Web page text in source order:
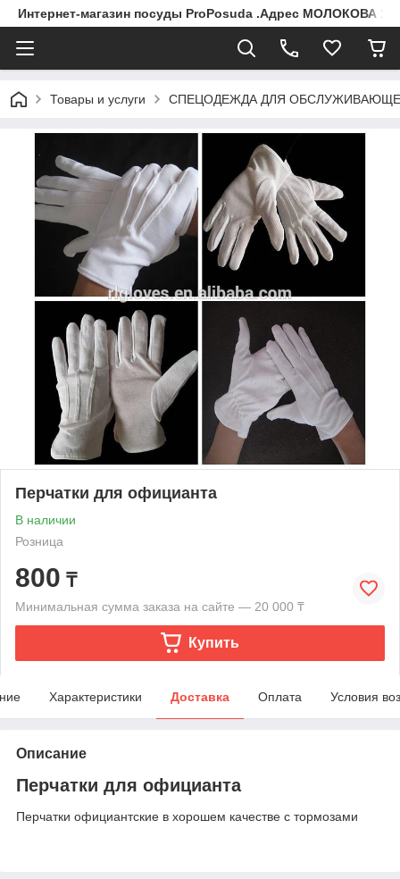
Интернет-магазин посуды ProPosuda .Адрес МОЛОКОВА
Товары и услуги СПЕЦОДЕЖДА ДЛЯ
Перчатки для официанта
В наличии
Розница
800 ₸
Минимальная сумма заказа на сайте — 20 000 ₸
Купить
Характеристики Доставка Оплата Условия
Описание
Перчатки для официанта
Перчатки официантские в хорошем качестве с тормозами